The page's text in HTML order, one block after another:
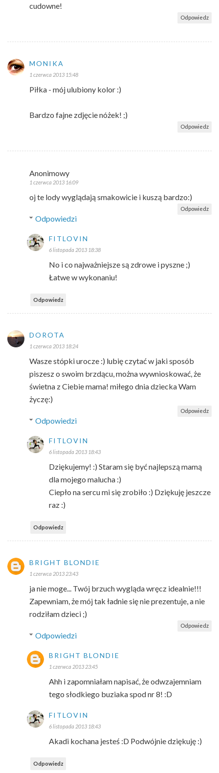
cudowne!
Odpowiedz
MONIKA
1 czerwca 2013 15:48
Piłka - mój ulubiony kolor :)
Bardzo fajne zdjęcie nóżek! ;)
Odpowiedz
Anonimowy
1 czerwca 2013 16:09
oj te lody wyglądają smakowicie i kuszą bardzo:)
Odpowiedz
Odpowiedzi
FITLOVIN
6 listopada 2013 18:38
No i co najważniejsze są zdrowe i pyszne ;)
Łatwe w wykonaniu!
Odpowiedz
DOROTA
1 czerwca 2013 18:24
Wasze stópki urocze :) lubię czytać w jaki sposób
piszesz o swoim brzdącu, można wywnioskować, że
świetna z Ciebie mama! miłego dnia dziecka Wam
życzę:)
Odpowiedz
Odpowiedzi
FITLOVIN
6 listopada 2013 18:43
Dziękujemy! :) Staram się być najlepszą mamą
dla mojego malucha :)
Ciepło na sercu mi się zrobiło :) Dziękuję jeszcze
raz :)
Odpowiedz
BRIGHT BLONDIE
1 czerwca 2013 23:43
ja nie moge... Twój brzuch wygląda wręcz idealnie!!!
Zapewniam, że mój tak ładnie się nie prezentuje, a nie
rodziłam dzieci ;)
Odpowiedz
Odpowiedzi
BRIGHT BLONDIE
1 czerwca 2013 23:45
Ahh i zapomniałam napisać, że odwzajemniam
tego słodkiego buziaka spod nr 8! :D
FITLOVIN
6 listopada 2013 18:43
Akadi kochana jesteś :D Podwójnie dziękuję :)
Odpowiedz